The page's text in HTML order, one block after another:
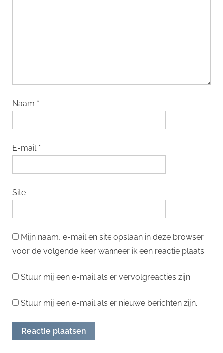
Naam *
E-mail *
Site
Mijn naam, e-mail en site opslaan in deze browser
voor de volgende keer wanneer ik een reactie plaats.
Stuur mij een e-mail als er vervolgreacties zijn.
Stuur mij een e-mail als er nieuwe berichten zijn.